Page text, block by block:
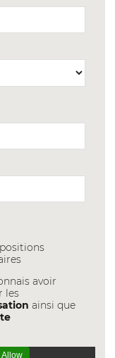
avoir
les
ainsi que